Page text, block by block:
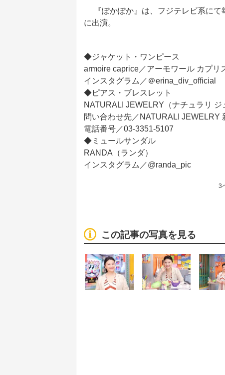
『ぽかぽか』は、フジテレビ系にて
に出演。
◆ジャケット・ワンピース
armoire caprice／アーモワール カプリ
インスタグラム／＠erina_div_official
◆ピアス・ブレスレット
NATURALI JEWELRY（ナチュラリ ジ
問い合わせ先／NATURALI JEWELRY
電話番号／03-3351-5107
◆ミュールサンダル
RANDA（ランダ）
インスタグラム／@randa_pic
3
この記事の写真を見る